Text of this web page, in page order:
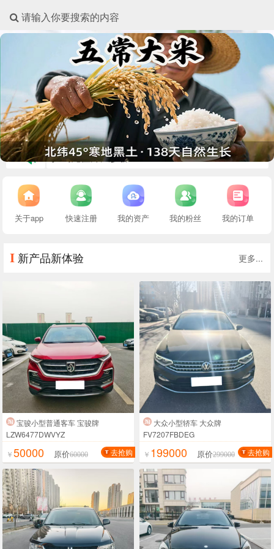
请输入你要搜索的内容
扫码充值方法步骤
旺地商城app下载地址和网页登录
关于app 快速注册 我的资产 我的粉丝 我的订单
I新产品新体验 更多...
宝骏小型普通客车 宝骏牌
LZW6477DWVYZ
￥ 50000 原价60000 去抢购
大众小型轿车 大众牌
FV7207FBDEG
￥ 199000 原价299000 去抢购